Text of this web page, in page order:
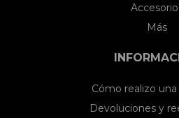
Más
Cómo realizo
Devoluciones y